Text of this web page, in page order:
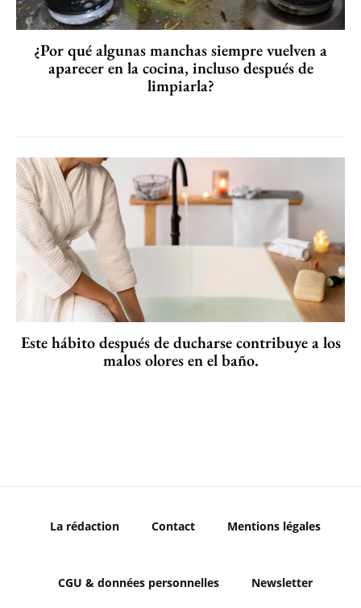
¿Por qué algunas manchas siempre vuelven a
aparecer en la cocina, incluso después de
limpiarla?
Este hábito después de ducharse contribuye a los
malos olores en el baño.
La rédaction Contact Mentions légales
CGU & données personnelles Newsletter